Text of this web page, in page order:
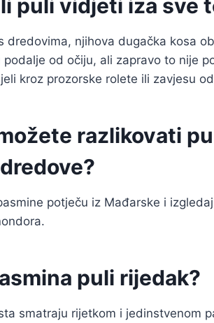
puli vidjeti iza sve
dredovima, njihova dugačka kosa
podalje od očiju, ali zapravo to nije
kroz prozorske rolete ili zavjesu
razlikovati
potječu iz Mađarske i
puli rijedak?
smatraju rijetkom i jedinstvenom